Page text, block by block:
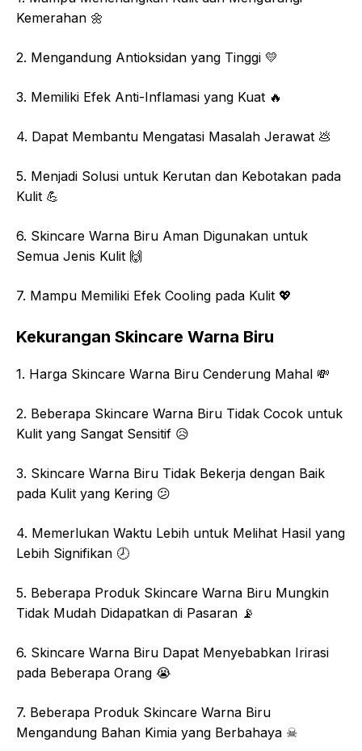
Kemerahan 🌼
2. Mengandung Antioksidan yang Tinggi 💛
3. Memiliki Efek Anti-Inflamasi yang Kuat 🔥
4. Dapat Membantu Mengatasi Masalah Jerawat 💩
5. Menjadi Solusi untuk Kerutan dan Kebotakan pada
Kulit 💪
6. Skincare Warna Biru Aman Digunakan untuk
Semua Jenis Kulit 🙌
7. Mampu Memiliki Efek Cooling pada Kulit 💖
Kekurangan Skincare Warna Biru
1. Harga Skincare Warna Biru Cenderung Mahal 💸
2. Beberapa Skincare Warna Biru Tidak Cocok untuk
Kulit yang Sangat Sensitif 😥
3. Skincare Warna Biru Tidak Bekerja dengan Baik
pada Kulit yang Kering 😕
4. Memerlukan Waktu Lebih untuk Melihat Hasil yang
Lebih Signifikan 🕗
5. Beberapa Produk Skincare Warna Biru Mungkin
Tidak Mudah Didapatkan di Pasaran 📡
6. Skincare Warna Biru Dapat Menyebabkan Irirasi
pada Beberapa Orang 😭
7. Beberapa Produk Skincare Warna Biru
Mengandung Bahan Kimia yang Berbahaya ☠